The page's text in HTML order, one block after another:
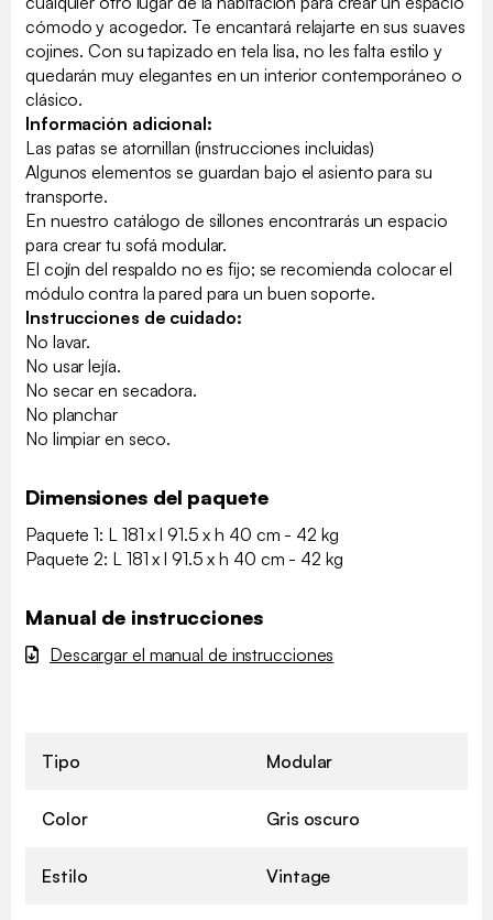
cómodo y acogedor. Te encantará relajarte en sus suaves
cojines. Con su tapizado en tela lisa, no les falta estilo y
quedarán muy elegantes en un interior contemporáneo o
clásico.
Información adicional:
Las patas se atornillan (instrucciones incluidas)
Algunos elementos se guardan bajo el asiento para su
transporte.
En nuestro catálogo de sillones encontrarás un espacio
para crear tu sofá modular.
El cojín del respaldo no es fijo; se recomienda colocar el
módulo contra la pared para un buen soporte.
Instrucciones de cuidado:
No lavar.
No usar lejía.
No secar en secadora.
No planchar
No limpiar en seco.
Dimensiones del paquete
Paquete 1: L 181 x l 91.5 x h 40 cm - 42 kg
Paquete 2: L 181 x l 91.5 x h 40 cm - 42 kg
Manual de instrucciones
Descargar el manual de instrucciones
Tipo Modular
Color Gris oscuro
Estilo Vintage